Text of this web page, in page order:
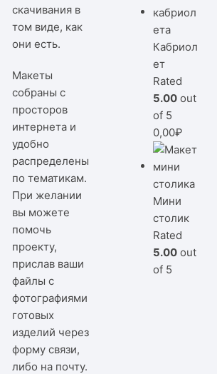
скачивания в
том виде, как
они есть.
Макеты
собраны с
просторов
интернета и
удобно
распределены
по тематикам.
При желании
вы можете
помочь
проекту,
прислав ваши
файлы с
фотографиями
готовых
изделий через
форму связи,
либо на почту.
Кабриол
ет
Rated
5.00 out
of 5
0,00₽
Мини
столик
Rated
5.00 out
of 5